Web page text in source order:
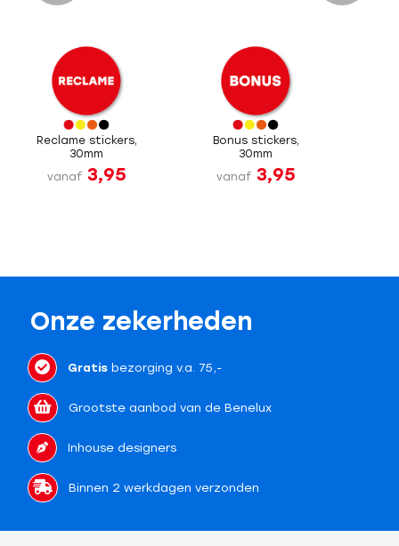
Reclame stickers,
30mm
vanaf 3,95
Bonus stickers,
30mm
vanaf 3,95
Onze zekerheden
Gratisbezorging v.a. 75,-
Grootste aanbod van de Benelux
Inhouse designers
Binnen 2 werkdagen verzonden